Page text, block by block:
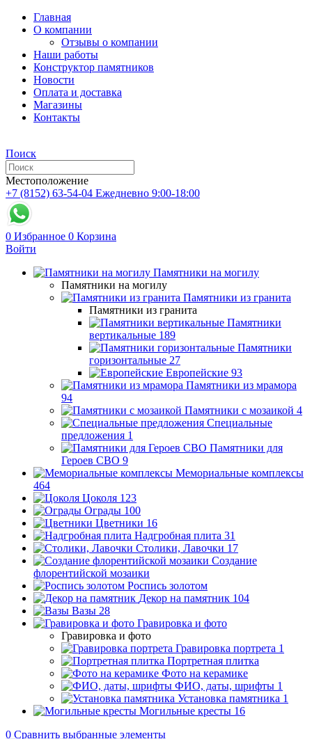
Главная
О компании
Отзывы о компании
Наши работы
Конструктор памятников
Новости
Оплата и доставка
Магазины
Контакты
Поиск
Местоположение
+7 (8152) 63-54-04 Ежедневно 9:00-18:00
0 Избранное 0 Корзина
Войти
Памятники на могилу
Памятники на могилу
Памятники из гранита
Памятники из гранита
Памятники
вертикальные 189
Памятники
горизонтальные 27
Европейские 93
Памятники из мрамора
94
Памятники с мозаикой 4
Специальные
предложения 1
Памятники для
Героев СВО 9
Мемориальные комплексы
464
Цоколя 123
Ограды 100
Цветники 16
Надгробная плита 31
Столики, Лавочки 17
Создание
флорентийской мозаики
Роспись золотом
Декор на памятник 104
Вазы 28
Гравировка и фото
Гравировка и фото
Гравировка портрета 1
Портретная плитка
Фото на керамике
ФИО, даты, шрифты 1
Установка памятника 1
Могильные кресты 16
0 Сравнить выбранные элементы